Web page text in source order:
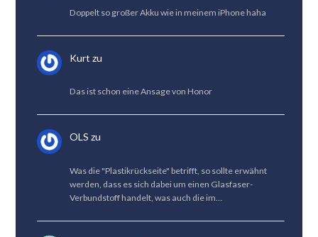
Doppelt so großer Akku wie in meinem iPhone haha
Kurt zu
Das ist schon eine Ansage von Honor
OLS zu
Was die "Plastikrückseite" betrifft, so sollte erwähnt
werden, dass es sich dabei um einen Glasfaser-
Verbundstoff handelt, was auch die im…